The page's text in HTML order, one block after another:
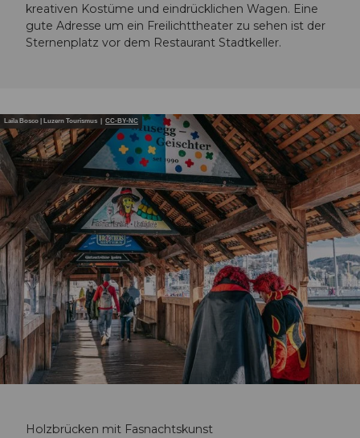
kreativen Kostüme und eindrücklichen Wagen. Eine
gute Adresse um ein Freilichttheater zu sehen ist der
Sternenplatz vor dem Restaurant Stadtkeller.
Laila Bosco | Luzern Tourismus | CC-BY-NC
Holzbrücken mit Fasnachtskunst